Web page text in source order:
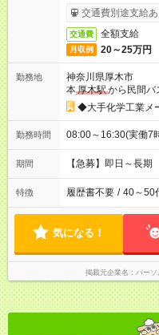
交通費別途支給あ
交通費 全額支給
月収例 20～25万円
勤務地
神奈川県厚木市
本厚木駅から民間バ
◆大手化学工業メ
勤務時間 08:00～16:30(実働
期間 【急募】即日～長
特徴 履歴書不要 / 40～50
気になる！
掲載元企業名 パー